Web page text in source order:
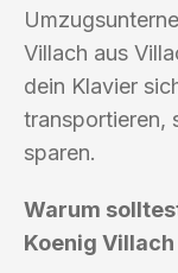
Villach aus
dein Klavier
transportieren,
sparen.
Warum
Koenig